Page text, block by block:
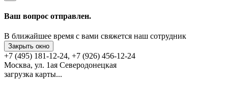
Ваш вопрос отправлен.
В ближайшее время с вами свяжется наш сотрудник
Закрыть окно
+7 (495) 181-12-24, +7 (926) 456-12-24
Москва, ул. 1ая Северодонецкая
загрузка карты...